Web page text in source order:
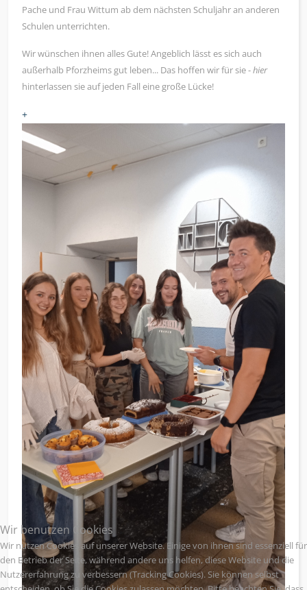
Pache und Frau Wittum ab dem nächsten Schuljahr an anderen
Schulen unterrichten.
Wir wünschen ihnen alles Gute! Angeblich lässt es sich auch
außerhalb Pforzheims gut leben... Das hoffen wir für sie -hier
hinterlassen sie auf jeden Fall eine große Lücke!
+
Wir benutzen Cookies
Wir nutzen Cookies auf unserer Website. Einige von ihnen sind essenziell für
den Betrieb der Seite, während andere uns helfen, diese Website und die
Nutzererfahrung zu verbessern (Tracking Cookies). Sie können selbst